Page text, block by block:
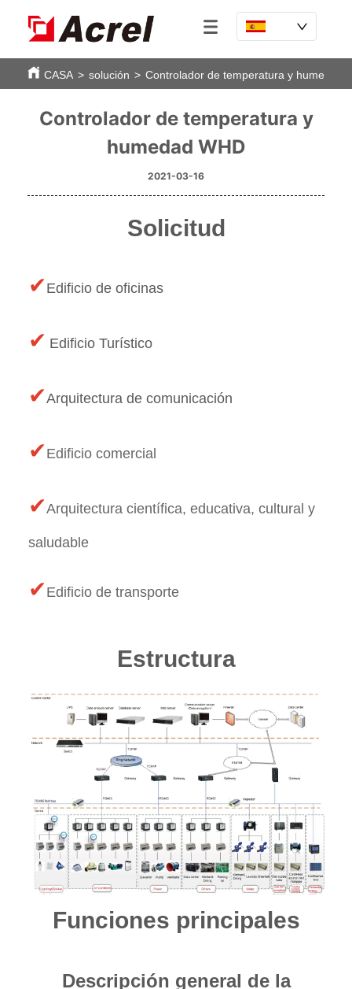
CASA > solución > Controlador de temperatura y humedad
Controlador de temperatura y
humedad WHD
2021-03-16